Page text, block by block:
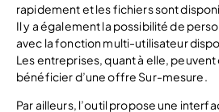
rapidement et les fichiers sont
Il y a également la possibilité de
avec la fonction multi-utilisateur
Les entreprises, quant à elle,
bénéficier d’une offre Sur-mesure.
Par ailleurs, l’outil propose une